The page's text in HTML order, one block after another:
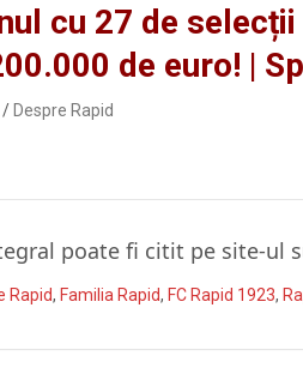
cu 27 de
de euro! |
Despre Rapid
poate fi citit pe site-ul
Rapid, Familia Rapid, FC Rapid 1923,